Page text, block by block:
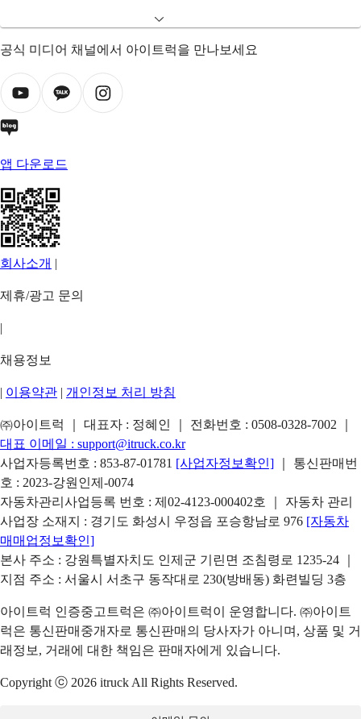
공식 미디어 채널에서 아이트럭을 만나보세요
앱 다운로드
회사소개 |
제휴/광고 문의
|
채용정보
| 이용약관 | 개인정보 처리 방침
㈜아이트럭 ｜ 대표자 : 정혜인 ｜ 전화번호 : 0508-0328-7002
대표 이메일 : support@itruck.co.kr
사업자등록번호 : 853-87-01781 [사업자정보확인]
｜ 통신판매번
호 : 2023-강원인제-0074
자동차관리사업등록 번호 : 제02-4123-000402호 ｜ 자동차 관리
사업장 소재지 : 경기도 화성시 우정읍 포승항남로 976 [자동차
매매업정보확인]
본사 주소 : 강원특별자치도 인제군 기린면 조침령로 1235-24 ｜
지점 주소 : 서울시 서초구 동작대로 230(방배동) 화련빌딩 3층
아이트럭 인증중고트럭은 ㈜아이트럭이 운영합니다. ㈜아이트
럭은 통신판매중개자로 통신판매의 당사자가 아니며, 상품 및 거
래정보, 거래에 대한 책임은 판매자에게 있습니다.
Copyright ⓒ 2026 itruck All Rights Reserved.